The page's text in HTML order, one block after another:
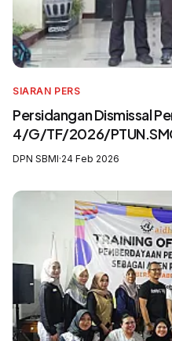
SIARAN PERS
Persidangan Dismissal
4/G/TF/2026/
Mengingkari SIP3MI dan
DPN SBMI·24 Feb 2026